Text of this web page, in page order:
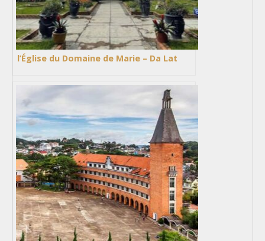
l’Église du Domaine de Marie – Da Lat